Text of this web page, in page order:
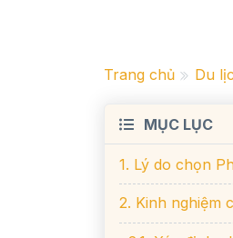
Trang chủ Du
MỤC LỤC
1. Lý do chọn
2. Kinh nghiệm